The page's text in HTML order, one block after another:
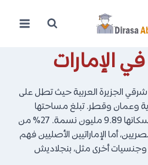
الإمارات
شرقي الجزيرة العربية حيث تطل على
وعمان وقطر. تبلغ مساحتها
84,000 كيلومتر مربع. عدد سكانها 9.89 مليون نسمة. 27% من
هنود و 4% مصريين، أما الإماراتيين الأصليين فهم
وجنسيات أخرى مثل، بنجلاديش